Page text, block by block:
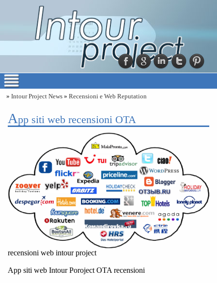
» Intour Project News » Recensioni e Web Reputation
App siti web recensioni OTA
recensioni web intour project
App siti web Intour Poroject OTA recensioni